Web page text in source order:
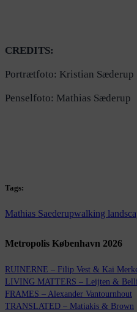
CREDITS:
Portrætfoto: Kristian Sæderup
Penselfoto: Mathias Sæderup
Tags:
Mathias Saederupwalking
Metropolis København 2026
RUINERNE – Filip Vest & Kai
LIVING MATTERS – Leijten &
FRAMES – Alexander Vantournhout
TRANSLATED – Matiakis & Brown